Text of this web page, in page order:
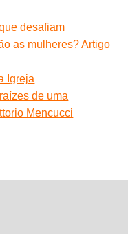
desafiam
as mulheres? Artigo
Igreja
de uma
Mencucci